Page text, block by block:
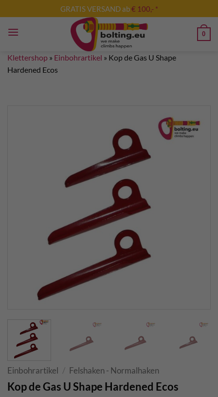
Inhalt
springen
GRATIS VERSAND ab€ 100,- *
0
Klettershop » Einbohrartikel » Kop de Gas U Shape
Hardened Ecos
Einbohrartikel / Felshaken - Normalhaken
Kop de Gas U Shape Hardened Ecos